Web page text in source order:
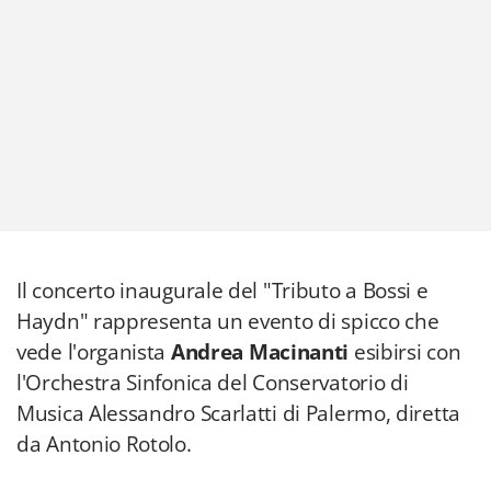
Il concerto inaugurale del "Tributo a Bossi e
Haydn" rappresenta un evento di spicco che
vede l'organista Andrea Macinanti esibirsi con
l'Orchestra Sinfonica del Conservatorio di
Musica Alessandro Scarlatti di Palermo, diretta
da Antonio Rotolo.